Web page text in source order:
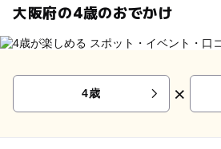
大阪府の4歳のおでかけ
4歳 ×